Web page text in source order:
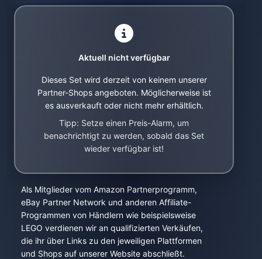
Aktuell nicht verfügbar
Dieses Set wird derzeit von keinem unserer
Partner-Shops angeboten. Möglicherweise ist
es ausverkauft oder nicht mehr erhältlich.
Tipp: Setze einen Preis-Alarm, um
benachrichtigt zu werden, sobald das Set
wieder verfügbar ist!
Als Mitglieder vom Amazon Partnerprogramm,
eBay Partner Network und anderen Affiliate-
Programmen von Händlern wie beispielsweise
LEGO verdienen wir an qualifizierten Verkäufen,
die ihr über Links zu den jeweiligen Plattformen
und Shops auf unserer Website abschließt.